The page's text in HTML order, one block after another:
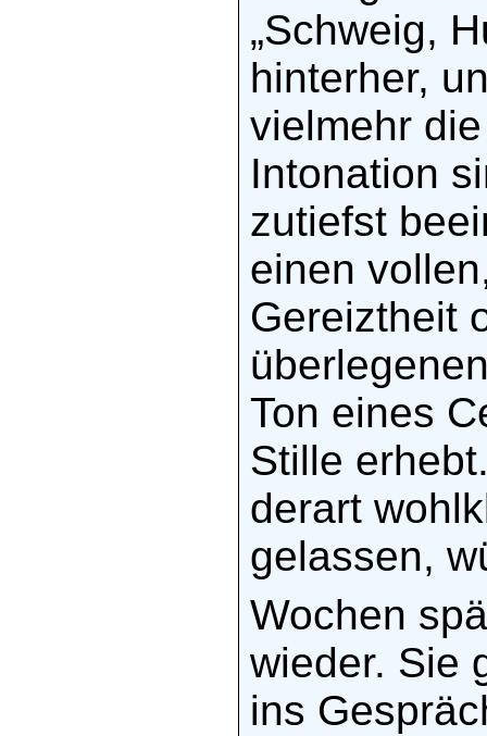
„Schweig,
hinterher,
vielmehr
Intonation
zutiefst
einen
Gereiztheit
Ton eines
Stille
derart
gelassen,
Wochen
wieder. Sie
ins